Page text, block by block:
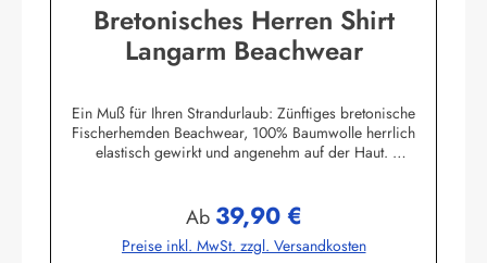
Bretonisches Herren Shirt
Langarm Beachwear
Ein Muß für Ihren Strandurlaub: Zünftiges bretonische
Fischerhemden Beachwear, 100% Baumwolle herrlich
elastisch gewirkt und angenehm auf der Haut.
bekleidung.de
Regulärer Preis:
Ab 39,90 €
Preise inkl. MwSt. zzgl. Versandkosten